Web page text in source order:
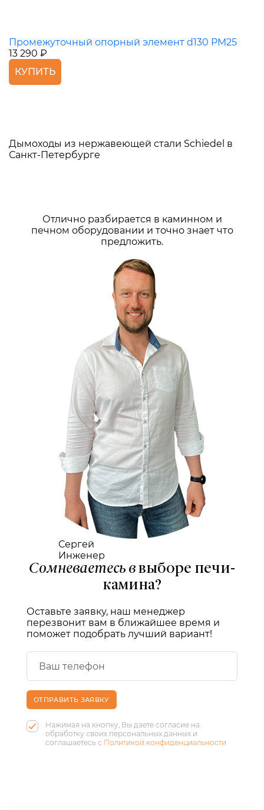
Промежуточный опорный элемент d130 PM25
13 290 ₽
КУПИТЬ
Дымоходы из нержавеющей стали Schiedel в
Санкт-Петербурге
Отлично разбирается в каминном и
печном оборудовании и точно знает что
предложить.
Сергей
Инженер
Сомневаетесь в выборе печи-
камина?
Оставьте заявку, наш менеджер
перезвонит вам в ближайшее время и
поможет подобрать лучший вариант!
ОТПРАВИТЬ ЗАЯВКУ
Нажимая на кнопку, Вы даете согласие на
обработку своих персональных данных и
соглашаетесь с Политикой конфиденциальности